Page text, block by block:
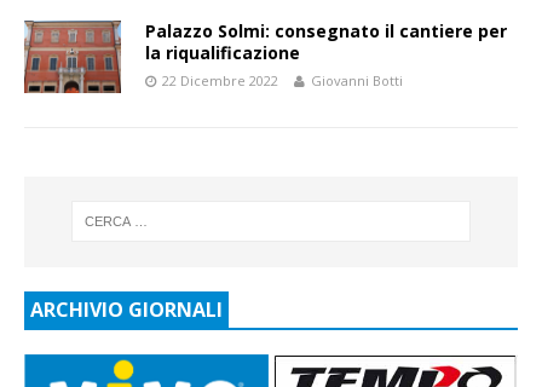
Palazzo Solmi: consegnato il cantiere per
la riqualificazione
22 Dicembre 2022 Giovanni Botti
ARCHIVIO GIORNALI